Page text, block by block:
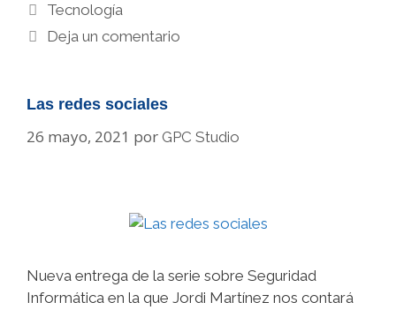
Categorías
Tecnología
Deja un comentario
Las redes sociales
26 mayo, 2021 por GPC Studio
Nueva entrega de la serie sobre Seguridad
Informática en la que Jordi Martínez nos contará